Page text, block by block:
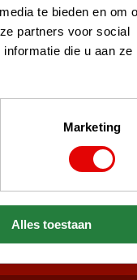
te bieden en om
partners voor social
die u aan ze
Marketing
Alles toestaan